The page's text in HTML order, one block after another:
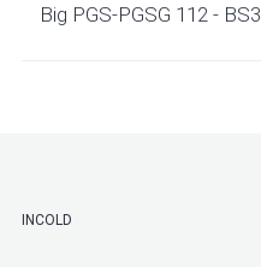
Big PGS-PGSG 112 - BS3
INCOLD